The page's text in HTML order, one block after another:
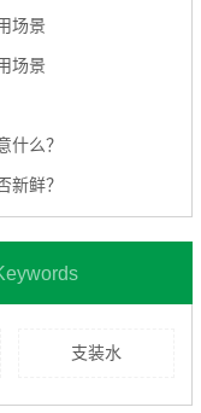
场景
场景
什么？
新鲜？
支装水